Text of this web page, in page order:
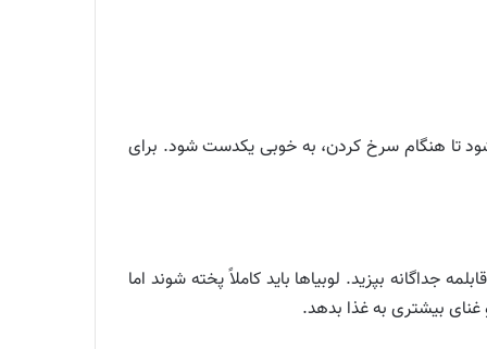
تا هنگام سرخ کردن، به خوبی یکدست شود. برای
بپزید. لوبیاها باید کاملاً پخته شوند اما
غنای بیشتری به غذا بدهد.